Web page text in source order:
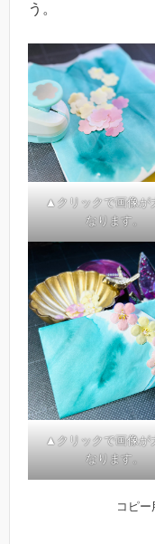
う。
▲クリックで画像が
なります。
▲クリックで画像が
なります。
コピ